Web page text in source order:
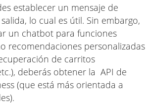
establecer un mensaje de
lo cual es útil. Sin embargo,
un chatbot para funciones
recomendaciones personalizadas
de carritos
deberás obtener la API de
(que está más orientada a